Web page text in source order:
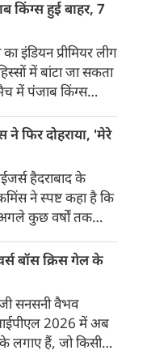
किंग्स हुई बाहर, 7
इंडियन प्रीमियर लीग
में बांटा जा सकता
में पंजाब किंग्स
करना पड़ा इसके
वह जरूर जीती
उसकी किस्मत
लिखी गई थी।
फिर दोहराया, 'मेरे
हैदराबाद के
ने स्पष्ट कहा है कि
कुछ वर्षों तक
यह बयान उस चर्चा
है, जिसमें कहा जा रहा
के कुछ बड़े खिलाड़ी
अन्य फ्रेंचाइजी
लिए राष्ट्रीय टीम से
हैं।
बॉस क्रिस गेल के
सनसनी वैभव
2026 में अब
लगाए हैं, जो किसी